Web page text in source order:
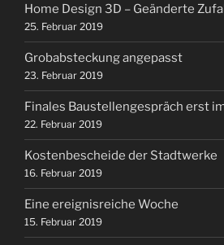
Home Design 3D – Geänderte
25. Februar 2019
Grobabsteckung angepasst
23. Februar 2019
Finales Baustellengespräch erst
22. Februar 2019
Kostenbescheide der Stadtwerke
16. Februar 2019
Eine ereignisreiche Woche
15. Februar 2019